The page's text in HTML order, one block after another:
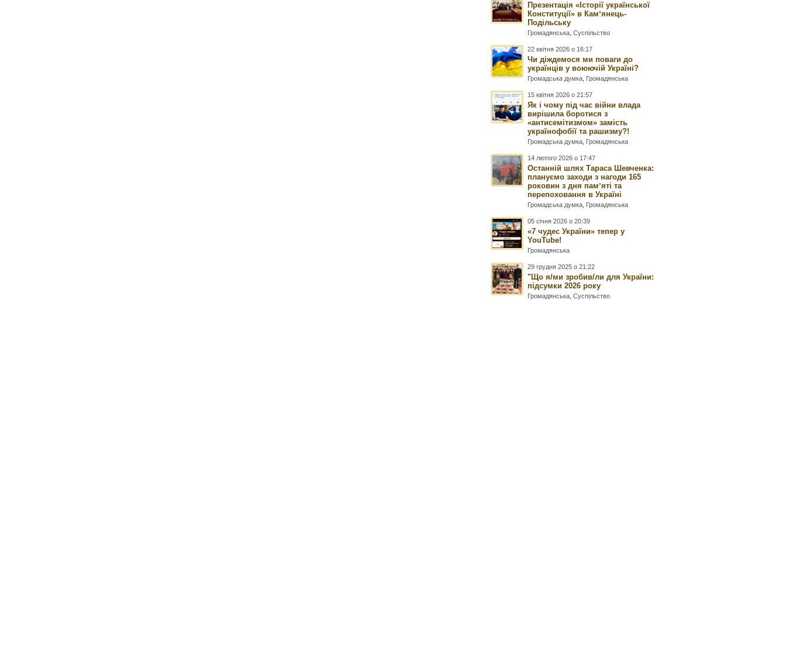
Презентація «Історії української
Конституції» в Камʼянець-
Подільську
Громадянська ,Суспільство
22 квітня 2026 о 16:17
Чи діждемося ми поваги до
українців у воюючій Україні?
Громадська думка Громадянська
15 квітня 2026 о 21:57
Як і чому під час війни влада
вирішила боротися з
«антисемітизмом» замість
українофобії та рашизму?!
Громадська думка Громадянська
14 лютого 2026 о 17:47
Останній шлях Тараса Шевченка:
плануємо заходи з нагоди 165
роковин з дня памʼяті та
перепоховання в Україні
Громадська думка Громадянська
05 січня 2026 о 20:39
«7 чудес України» тепер у
YouTube!
Громадянська
29 грудня 2025 о 21:22
"Що я/ми зробив/ли для України:
підсумки 2026 року
Громадянська ,Суспільство